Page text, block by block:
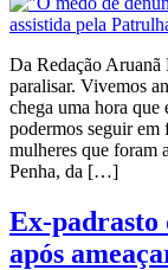
Da Redação Aruanã
paralisar. Vivemos
chega uma hora que
podermos seguir em
mulheres que foram
Penha, da […]
Ex-padrasto
após